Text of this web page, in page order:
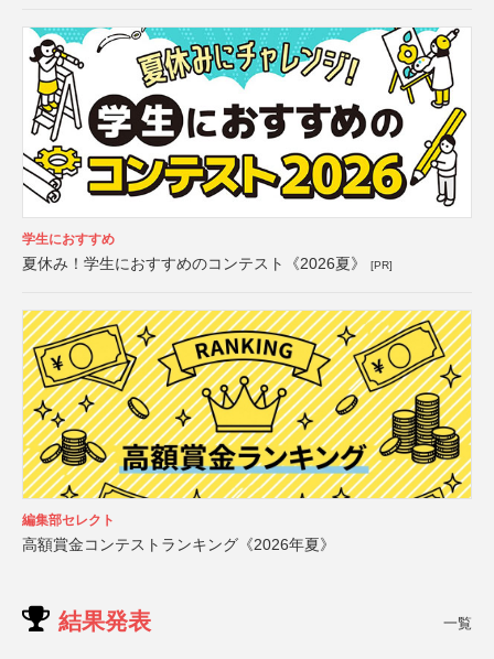
学生におすすめ
夏休み！学生におすすめのコンテスト《2026夏》 [PR]
編集部セレクト
高額賞金コンテストランキング《2026年夏》
結果発表 一覧